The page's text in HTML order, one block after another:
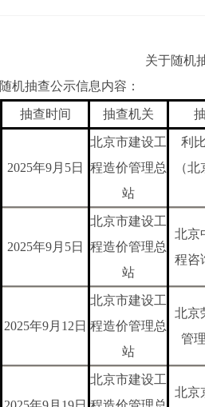
关于随机
随机抽查公示信息内容：
抽查时间 抽查机关
2025年9月5日
北京市建设工
程造价管理总
站
利
（
2025年9月5日
北京市建设工
程造价管理总
站
北京
程咨
2025年9月12 日
北京市建设工
程造价管理总
站
北京
管
北京市建设工
北京